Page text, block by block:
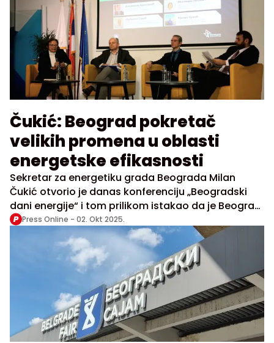
Čukić: Beograd pokretač
velikih promena u oblasti
energetske efikasnosti
Sekretar za energetiku grada Beograda Milan
Čukić otvorio je danas konferenciju „Beogradski
dani energije“ i tom prilikom istakao da je Beograd
pokretač velikih promena u oblasti energetske
efikasnosti.
Press Online - 02. Okt 2025.